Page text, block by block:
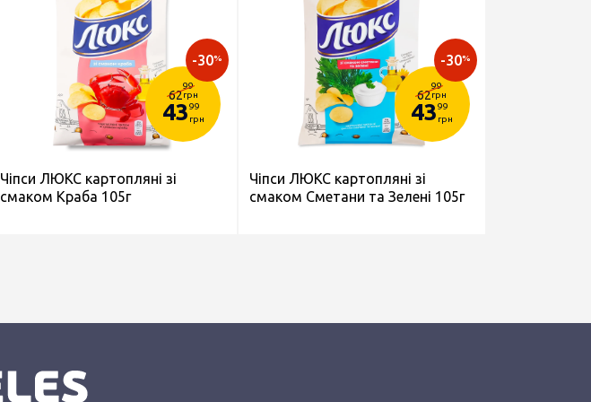
62
99
грн
4399
грн
-30%
Чіпси ЛЮКС картопляні зі
смаком Краба 105г
62
99
грн
4399
грн
-30%
Чіпси ЛЮКС картопляні зі
смаком Сметани та Зелені 105г